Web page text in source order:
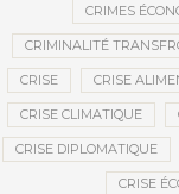
CRIMES
CRIMINALITÉ
CRISE CRISE
CRISE CLIMATIQUE
CRISE DIPLOMATIQUE
CRISE